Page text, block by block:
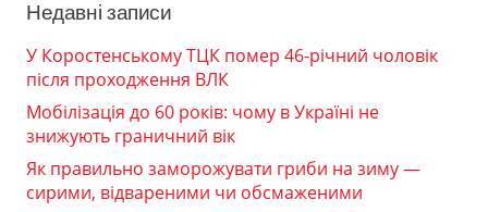
Недавні записи
У Коростенському ТЦК помер 46-річний чоловік
після проходження ВЛК
Мобілізація до 60 років: чому в Україні не
знижують граничний вік
Як правильно заморожувати гриби на зиму —
сирими, відвареними чи обсмаженими